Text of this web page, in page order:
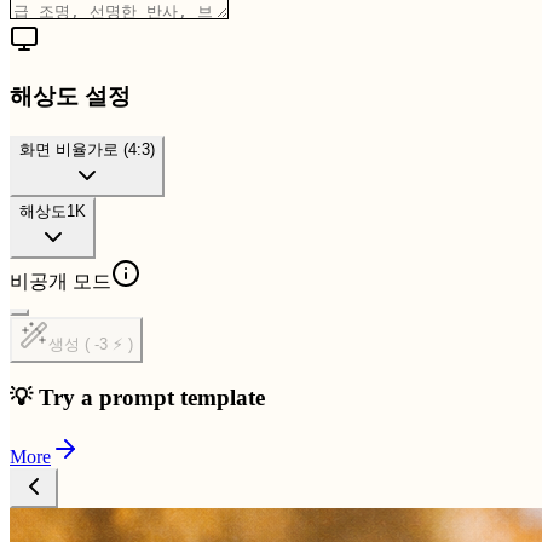
해상도 설정
화면 비율가로 (4:3)
해상도 1K
비공개 모드
생성 ( -3 ⚡ )
💡 Try a prompt template
More